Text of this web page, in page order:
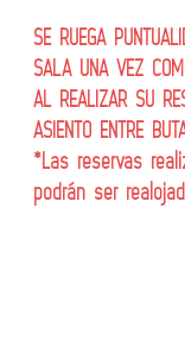
SE RUEGA
SALA UNA VEZ
AL REALIZAR SU
ASIENTO ENTRE
*Las reservas
podrán ser